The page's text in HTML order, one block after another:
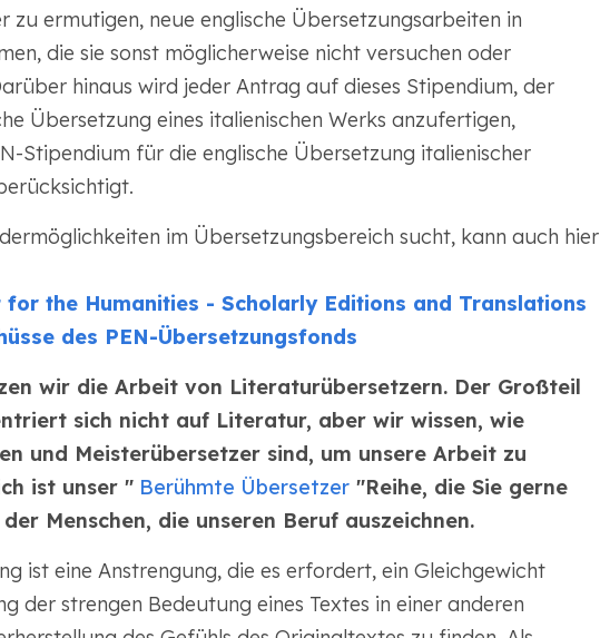
zu ermutigen, neue englische Übersetzungsarbeiten in
die sie sonst möglicherweise nicht versuchen oder
hinaus wird jeder Antrag auf dieses Stipendium, der
Übersetzung eines italienischen Werks anzufertigen,
Stipendium für die englische Übersetzung italienischer
im Übersetzungsbereich sucht, kann auch hier
for the Humanities - Scholarly Editions and Translations
des PEN-Übersetzungsfonds
wir die Arbeit von Literaturübersetzern. Der Großteil
sich nicht auf Literatur, aber wir wissen, wie
und Meisterübersetzer sind, um unsere Arbeit zu
ist unser "Berühmte Übersetzer"Reihe, die Sie gerne
Menschen, die unseren Beruf auszeichnen.
ist eine Anstrengung, die es erfordert, ein Gleichgewicht
der strengen Bedeutung eines Textes in einer anderen